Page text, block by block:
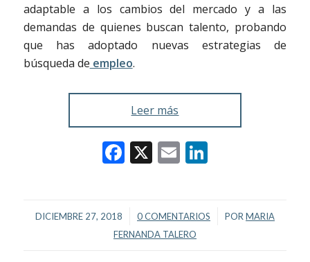
adaptable a los cambios del mercado y a las
demandas de quienes buscan talento, probando
que has adoptado nuevas estrategias de
búsqueda de empleo.
Leer más
Facebook
X EmailLinkedIn
DICIEMBRE 27, 2018
/ 0 COMENTARIOS
/ POR MARIA
FERNANDA TALERO